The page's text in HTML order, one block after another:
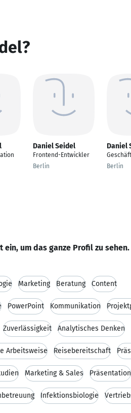
Daniel Seidel
Frontend-Entwickler
Berlin
Daniel
Berlin
ein, um das ganze Profil zu sehen.
Marketing Beratung Content
PowerPoint Kommunikation
Zuverlässigkeit Analytisches Denken
Arbeitsweise Reisebereitschaft
Marketing & Sales Präsentation
Infektionsbiologie